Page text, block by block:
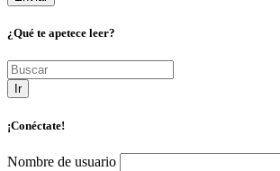
¿Qué te apetece leer?
Ir
¡Conéctate!
Nombre de usuario